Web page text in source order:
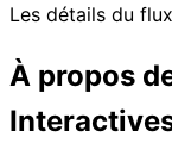
Les détails du
À propos